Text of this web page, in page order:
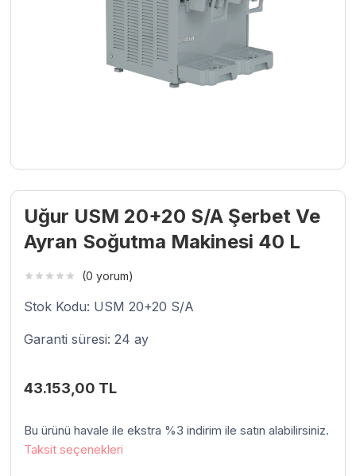
Uğur USM 20+20 S/A Şerbet Ve
Ayran Soğutma Makinesi 40 L
(0 yorum)
Stok Kodu: USM 20+20 S/A
Garanti süresi: 24 ay
43.153,00 TL
Bu ürünü havale ile ekstra %3 indirim ile satın alabilirsiniz.
Taksit seçenekleri